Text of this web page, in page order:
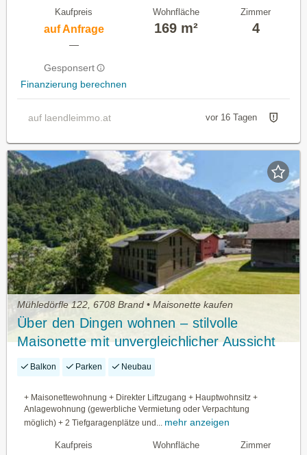
Kaufpreis
auf Anfrage
—
Gesponsert
Finanzierung berechnen
Wohnfläche
169 m²
Zimmer
4
auf laendleimmo.at vor 16 Tagen
Mühledörfle 122, 6708 Brand • Maisonette kaufen
Über den Dingen wohnen – stilvolle
Maisonette mit unvergleichlicher Aussicht
Balkon Parken Neubau
+ Maisonettewohnung + Direkter Liftzugang + Hauptwohnsitz +
Anlagewohnung (gewerbliche Vermietung oder Verpachtung
möglich) + 2 Tiefgaragenplätze und...
mehr anzeigen
Kaufpreis Wohnfläche Zimmer